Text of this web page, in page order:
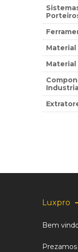
Material
Luxpro
Bem